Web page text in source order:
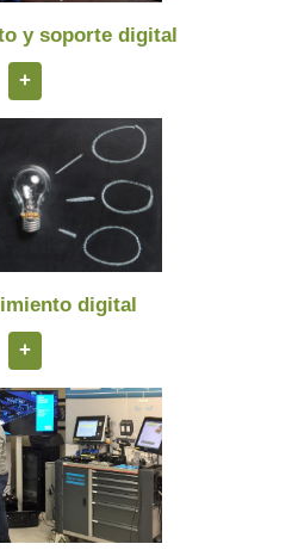
y soporte digital
+
digital
+